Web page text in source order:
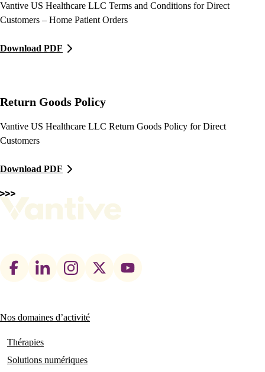
Vantive US Healthcare LLC Terms and Conditions for Direct
Customers – Home Patient Orders
Download PDF
Return Goods Policy
Vantive US Healthcare LLC Return Goods Policy for Direct
Customers
Download PDF
Footer
Main
navigation
Nos domaines d’activité
Thérapies
Solutions numériques